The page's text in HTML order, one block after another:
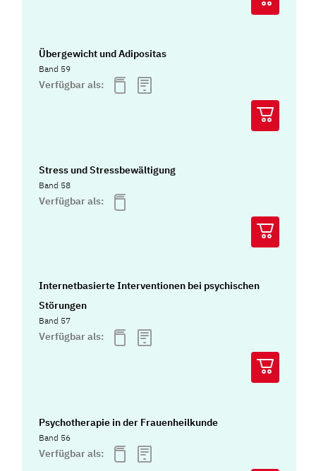
Übergewicht und Adipositas
Band 59
Verfügbar als:
Stress und Stressbewältigung
Band 58
Verfügbar als:
Internetbasierte Interventionen bei psychischen
Störungen
Band 57
Verfügbar als:
Psychotherapie in der Frauenheilkunde
Band 56
Verfügbar als: